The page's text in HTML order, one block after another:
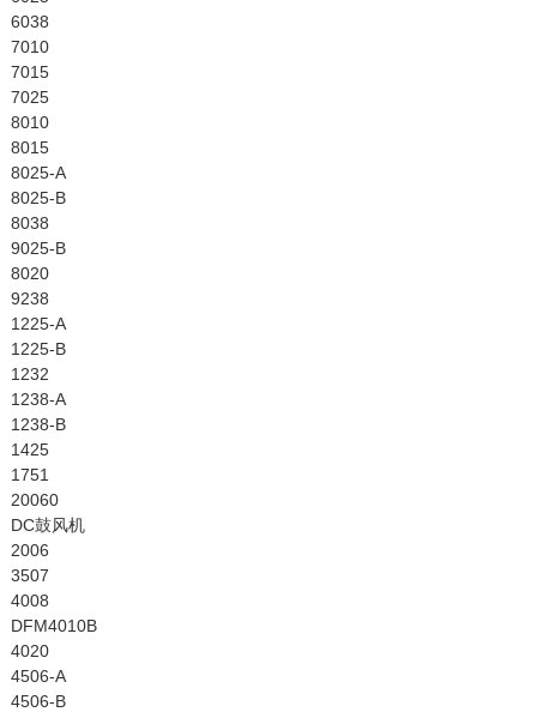
6038
7010
7015
7025
8010
8015
8025-A
8025-B
8038
9025-B
8020
9238
1225-A
1225-B
1232
1238-A
1238-B
1425
1751
20060
DC鼓风机
2006
3507
4008
DFM4010B
4020
4506-A
4506-B